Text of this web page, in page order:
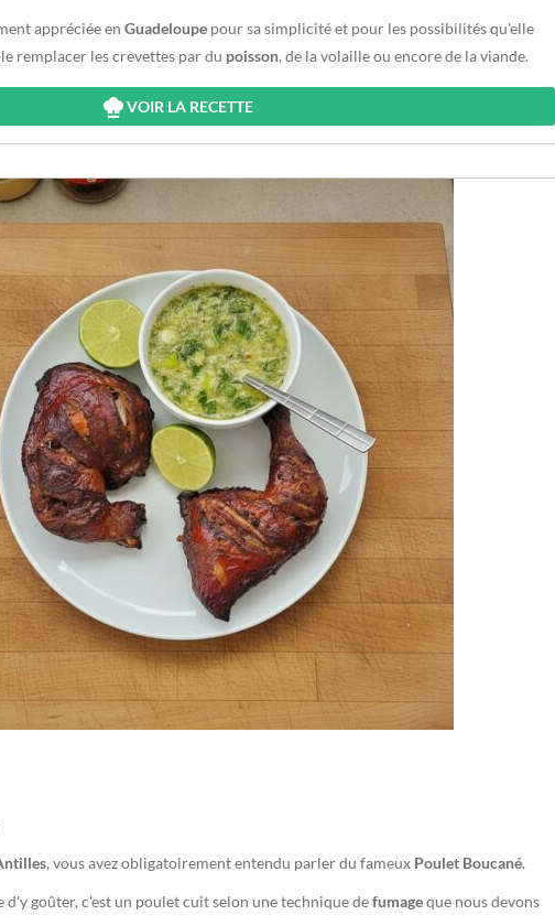
appréciée en Guadeloupe pour sa simplicité et pour les possibilités qu'elle
remplacer les crevettes par du poisson, de la volaille ou encore de la viande.
VOIR LA RECETTE
, vous avez obligatoirement entendu parler du fameux Poulet Boucané.
d'y goûter, c'est un poulet cuit selon une technique defumageque nous devons